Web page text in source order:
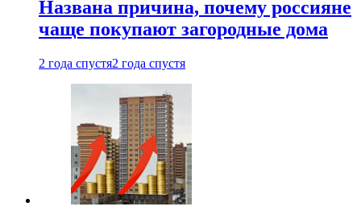
Названа причина, почему россияне
чаще покупают загородные дома
2 года спустя2 года спустя